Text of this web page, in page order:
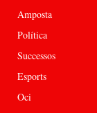
Amposta
Política
Successos
Esports
Oci